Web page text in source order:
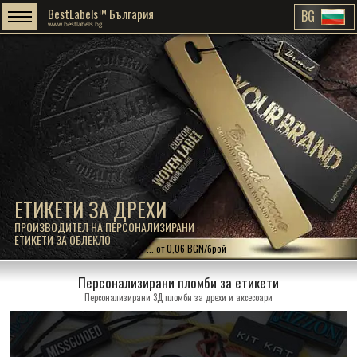
ЕТИКЕТИ ЗА ДРЕХИ
ПРОИЗВОДИТЕЛ НА ПЕРСОНАЛИЗИРАНИ
ЕТИКЕТИ ЗА ОБЛЕКЛО
BestLabels™ България
www.bestlabels.bg BG
... от 0,06 BGN/брой
Персонализирани пломби за етикети
Персонализирани 3Д пломби за дрехи и аксесоари